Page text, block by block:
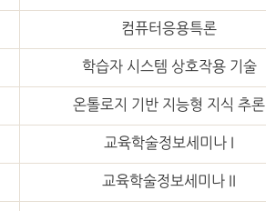
컴퓨터응용특론
학습자 시스템 상호작용 기술
온톨로지 기반 지능형 지식 추론
교육학술정보세미나 I
교육학술정보세미나 II